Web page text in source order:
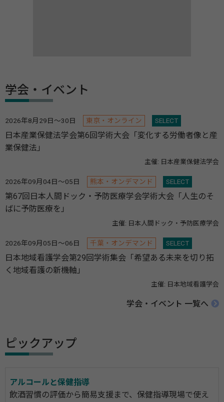
学会・イベント
2026年8月29日～30日 東京・オンライン SELECT
日本産業保健法学会第6回学術大会「変化する労働者像と産
業保健法」
主催: 日本産業保健法学会
2026年09月04日～05日 熊本・オンデマンド SELECT
第67回日本人間ドック・予防医療学会学術大会「人生のそ
ばに予防医療を」
主催: 日本人間ドック・予防医療学会
2026年09月05日～06日 千葉・オンデマンド SELECT
日本地域看護学会第29回学術集会「希望ある未来を切り拓
く地域看護の新機軸」
主催: 日本地域看護学会
学会・イベント 一覧へ
ピックアップ
アルコールと保健指導
飲酒習慣の評価から簡易支援まで、保健指導現場で使え